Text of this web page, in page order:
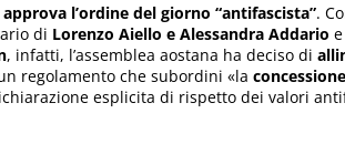
l’ordine del giorno “antifascista”.
di Lorenzo Aiello e Alessandra Addario
, infatti, l’assemblea aostana ha deciso di
regolamento che subordini «la
esplicita di rispetto dei valori